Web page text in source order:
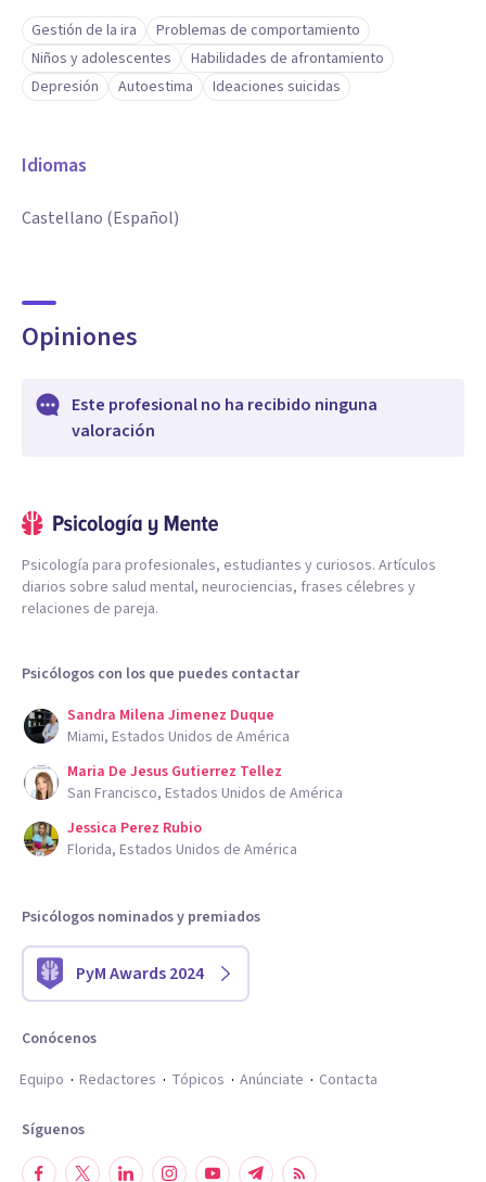
Gestión de la ira
Problemas de comportamiento
Niños y adolescentes
Habilidades de afrontamiento
Depresión
Autoestima Ideaciones suicidas
Idiomas
Castellano (Español)
Opiniones
Este profesional no ha recibido ninguna
valoración
Psicología para profesionales, estudiantes y curiosos. Artículos
diarios sobre salud mental, neurociencias, frases célebres y
relaciones de pareja.
Psicólogos con los que puedes contactar
Sandra Milena Jimenez Duque
Miami, Estados Unidos de América
Maria De Jesus Gutierrez Tellez
San Francisco, Estados Unidos de América
Jessica Perez Rubio
Florida, Estados Unidos de América
Psicólogos nominados y premiados
PyM Awards 2024
Conócenos
Equipo
Redactores Tópicos Anúnciate Contacta
Síguenos